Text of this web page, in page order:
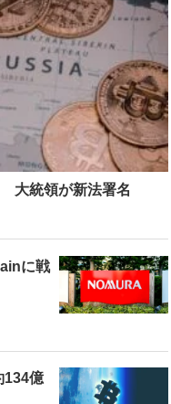
大統領が新法署名
に戦
134億